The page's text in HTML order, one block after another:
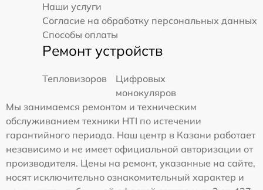
Наши услуги
Согласие на обработку персональных данных
Способы оплаты
Ремонт устройств
Тепловизоров
Цифровых
монокуляров
Мы занимаемся ремонтом и техническим
обслуживанием техники HTI по истечении
гарантийного периода. Наш центр в Казани работает
независимо и не имеет официальной авторизации от
производителя. Цены на ремонт, указанные на сайте,
носят исключительно ознакомительный характер и